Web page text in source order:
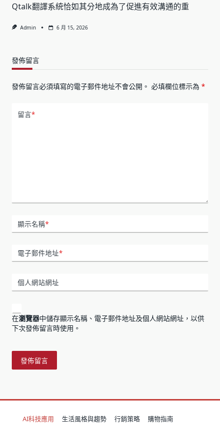
Qtalk翻譯系統恰如其分地成為了促進有效溝通的重
Admin 6 月 15, 2026
發佈留言
發佈留言必須填寫的電子郵件地址不會公開。 必填欄位標示為 *
留言*
顯示名稱*
電子郵件地址*
個人網站網址
在瀏覽器中儲存顯示名稱、電子郵件地址及個人網站網址，以供
下次發佈留言時使用。
AI科技應用 生活風格與趨勢 行銷策略
購物指南